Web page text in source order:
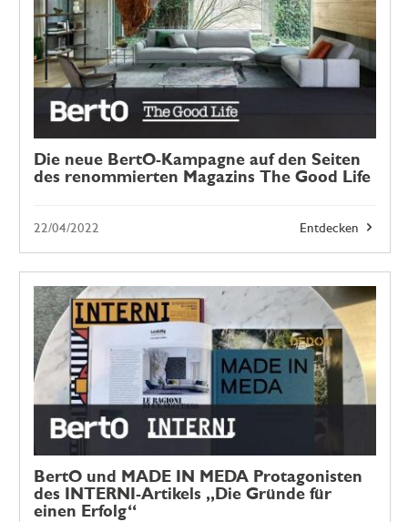
Die neue BertO-Kampagne auf den Seiten
des renommierten Magazins The Good Life
Entdecken
22/04/2022
BertO und MADE IN MEDA Protagonisten
des INTERNI-Artikels „Die Gründe für
einen Erfolg“